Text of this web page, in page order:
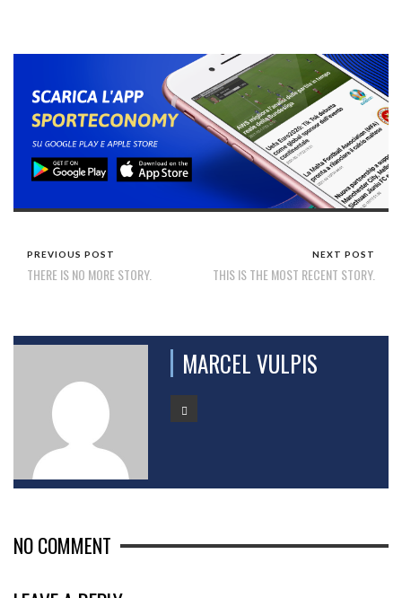
PREVIOUS POST
THERE IS NO MORE STORY.
NEXT POST
THIS IS THE MOST RECENT STORY.
MARCEL VULPIS
NO COMMENT